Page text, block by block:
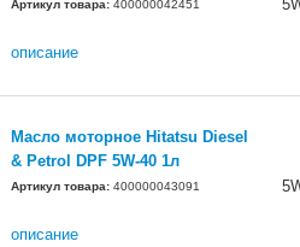
Артикул товара: 400000042451
описание
Масло моторное Hitatsu Diesel
& Petrol DPF 5W-40 1л
Артикул товара: 400000043091
описание